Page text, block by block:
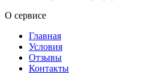
О сервисе
Главная
Условия
Отзывы
Контакты